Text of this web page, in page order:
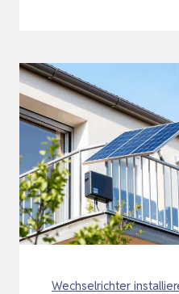
Wechselrichter